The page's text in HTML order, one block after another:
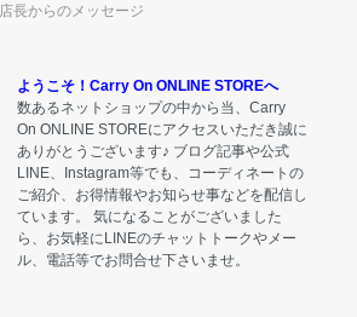
店長からのメッセージ
ようこそ！Carry On ONLINE STOREへ
数あるネットショップの中から当、Carry
On ONLINE STOREにアクセスいただき誠に
ありがとうございます♪ ブログ記事や公式
LINE、Instagram等でも、コーディネートの
ご紹介、お得情報やお知らせ事などを配信し
ています。 気になることがございました
ら、お気軽にLINEのチャットトークやメー
ル、電話等でお問合せ下さいませ。